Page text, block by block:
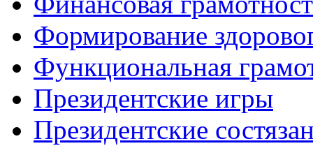
Формирование
Функциональная
Президентские игры
Президентские